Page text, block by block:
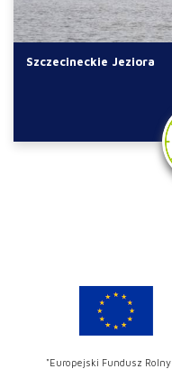
Szczecineckie Jeziora
"Europejski Fundusz